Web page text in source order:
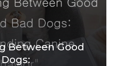
Between Good